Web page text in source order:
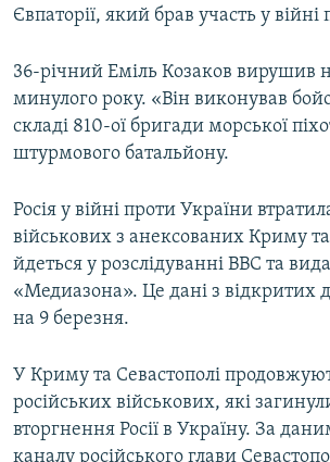
Усі сайти RFE/RL
Євпаторії, який брав участь у
36-річний Еміль Козаков вирушив
минулого року. «Він виконував
складі 810-ої бригади морської
штурмового батальйону.
Росія у війні проти України
військових з анексованих Криму
йдеться у розслідуванні ВВС та
«Медиазона». Це дані з відкритих
на 9 березня.
У Криму та Севастополі
російських військових, які
вторгнення Росії в Україну. За
каналу російського глави